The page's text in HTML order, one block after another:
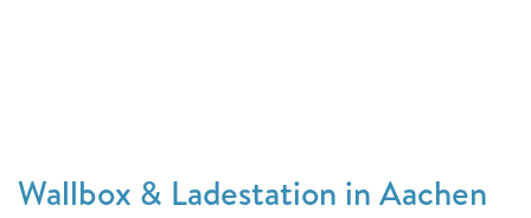
Wallbox & Ladestation in Aachen